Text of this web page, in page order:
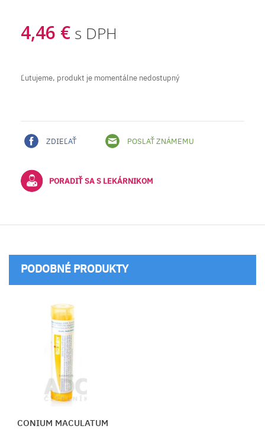
4,46 € s DPH
Ľutujeme, produkt je momentálne nedostupný
ZDIEĽAŤ POSLAŤ ZNÁMEMU
PORADIŤ SA S LEKÁRNIKOM
PODOBNÉ PRODUKTY
CONIUM MACULATUM